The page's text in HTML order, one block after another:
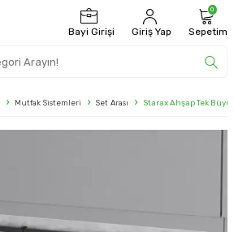
Bayi Girişi Giriş Yap
0
Sepetim
Mutfak Sistemleri Set Arası Starax Ahşap Tek